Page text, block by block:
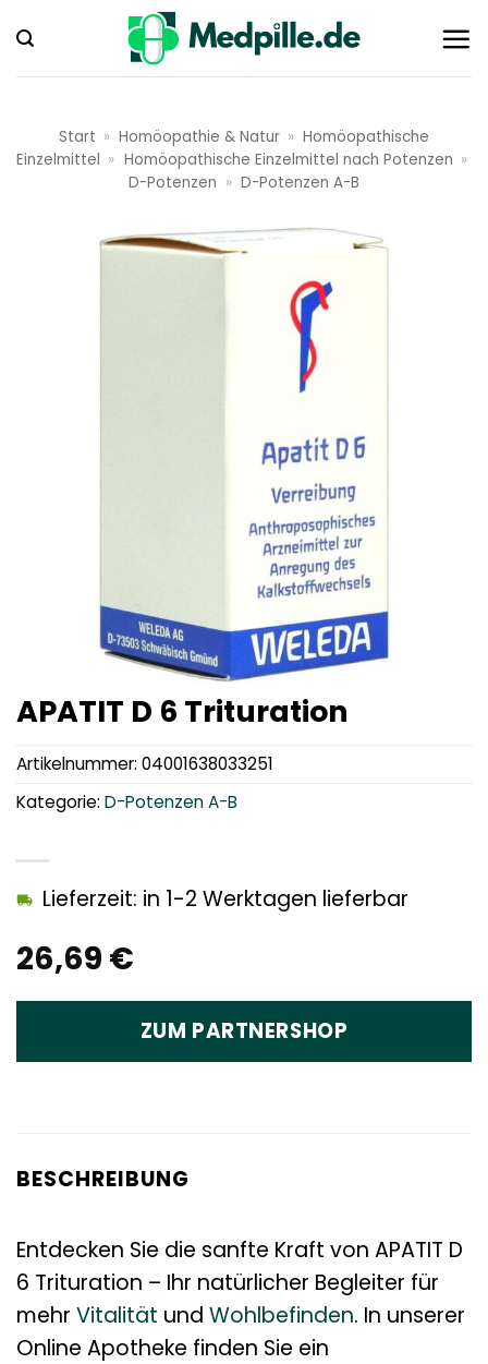
Inhalt
springen
Start » Homöopathie & Natur » Homöopathische
Einzelmittel » Homöopathische Einzelmittel nach Potenzen »
D-Potenzen » D-Potenzen A-B
APATIT D 6 Trituration
26,69 €
Lieferzeit: in 1-2 Werktagen lieferbar
ZUM PARTNERSHOP
Artikelnummer: 04001638033251
Kategorie: D-Potenzen A-B
BESCHREIBUNG
Entdecken Sie die sanfte Kraft von APATIT D
6 Trituration – Ihr natürlicher Begleiter für
mehr Vitalität und Wohlbefinden. In unserer
Online Apotheke finden Sie ein